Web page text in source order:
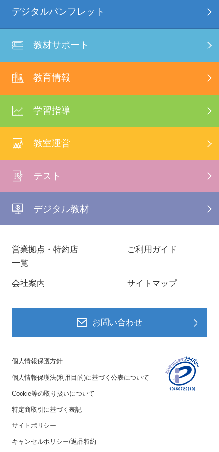
デジタルパンフレット
教材サポート
教育情報
学習指導
教室運営
テスト
デジタル教材
営業拠点・特約店
一覧
ご利用ガイド
会社案内 サイトマップ
お問い合わせ
個人情報保護方針
個人情報保護法(利用目的)に基づく公表について
Cookie等の取り扱いについて
特定商取引に基づく表記
サイトポリシー
キャンセルポリシー/返品特約